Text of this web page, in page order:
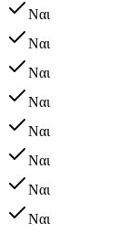
Ναι
Ναι
Ναι
Ναι
Ναι
Ναι
Ναι
Ναι